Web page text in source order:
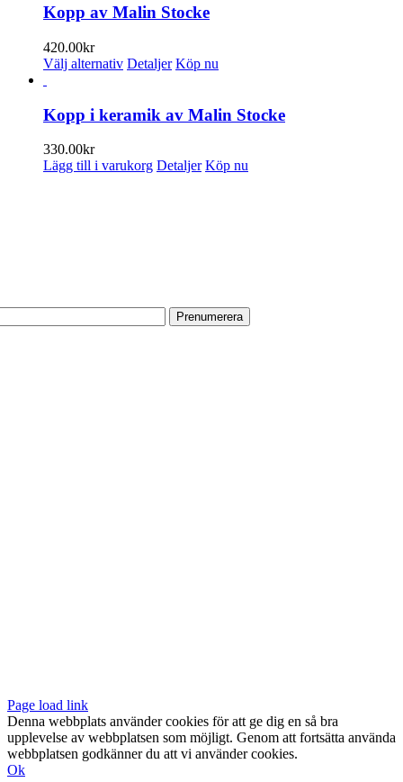
har
flera
De
olika
väljas
Kopp av Malin Stocke
420.00kr
Välj alternativ Den
har
flera
De
olika
Detaljer Köp nu
Kopp i keramik av Malin Stocke
330.00kr
Lägg till i varukorg Detaljer Köp nu
Page load link
Denna webbplats använder cookies för att ge dig en så bra
upplevelse av webbplatsen som möjligt. Genom att fortsätta använda
webbplatsen godkänner du att vi använder cookies.
Ok